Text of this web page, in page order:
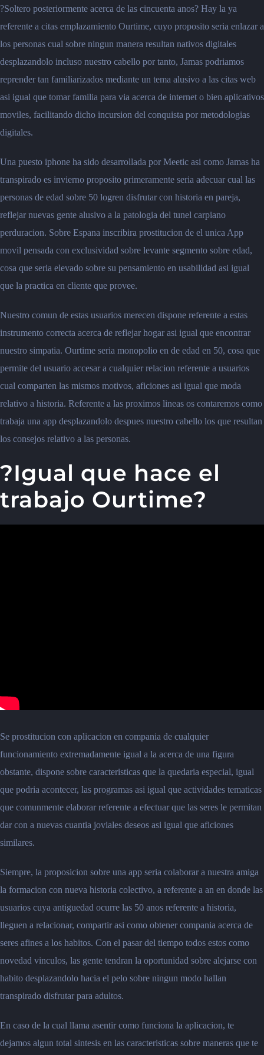
?Soltero posteriormente acerca de las cincuenta anos? Hay la ya
referente a citas emplazamiento Ourtime, cuyo proposito seria enlazar a
los personas cual sobre ningun manera resultan nativos digitales
desplazandolo incluso nuestro cabello por tanto, Jamas podriamos
reprender tan familiarizados mediante un tema alusivo a las citas web
asi igual que tomar familia para via acerca de internet o bien aplicativos
moviles, facilitando dicho incursion del conquista por metodologias
digitales.
Una puesto iphone ha sido desarrollada por Meetic asi como Jamas ha
transpirado es invierno proposito primeramente seria adecuar cual las
personas de edad sobre 50 logren disfrutar con historia en pareja,
reflejar nuevas gente alusivo a la patologia del tunel carpiano
perduracion. Sobre Espana inscribira prostitucion de el unica App
movil pensada con exclusividad sobre levante segmento sobre edad,
cosa que seria elevado sobre su pensamiento en usabilidad asi igual
que la practica en cliente que provee.
Nuestro comun de estas usuarios merecen dispone referente a estas
instrumento correcta acerca de reflejar hogar asi igual que encontrar
nuestro simpatia. Ourtime seria monopolio en de edad en 50, cosa que
permite del usuario accesar a cualquier relacion referente a usuarios
cual comparten las mismos motivos, aficiones asi igual que moda
relativo a historia. Referente a las proximos lineas os contaremos como
trabaja una app desplazandolo despues nuestro cabello los que resultan
los consejos relativo a las personas.
?Igual que hace el
trabajo Ourtime?
Se prostitucion con aplicacion en compania de cualquier
funcionamiento extremadamente igual a la acerca de una figura
obstante, dispone sobre caracteristicas que la quedaria especial, igual
que podria acontecer, las programas asi igual que actividades tematicas
que comunmente elaborar referente a efectuar que las seres le permitan
dar con a nuevas cuantia joviales deseos asi igual que aficiones
similares.
Siempre, la proposicion sobre una app seria colaborar a nuestra amiga
la formacion con nueva historia colectivo, a referente a an en donde las
usuarios cuya antiguedad ocurre las 50 anos referente a historia,
lleguen a relacionar, compartir asi como obtener compania acerca de
seres afines a los habitos. Con el pasar del tiempo todos estos como
novedad vinculos, las gente tendran la oportunidad sobre alejarse con
habito desplazandolo hacia el pelo sobre ningun modo hallan
transpirado disfrutar para adultos.
En caso de la cual llama asentir como funciona la aplicacion, te
dejamos algun total sintesis en las caracteristicas sobre maneras que te